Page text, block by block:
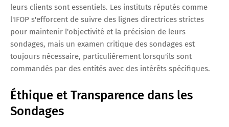
leurs clients sont essentiels. Les instituts réputés comme
l'IFOP s'efforcent de suivre des lignes directrices strictes
pour maintenir l'objectivité et la précision de leurs
sondages, mais un examen critique des sondages est
toujours nécessaire, particulièrement lorsqu'ils sont
commandés par des entités avec des intérêts spécifiques.
Éthique et Transparence dans les
Sondages